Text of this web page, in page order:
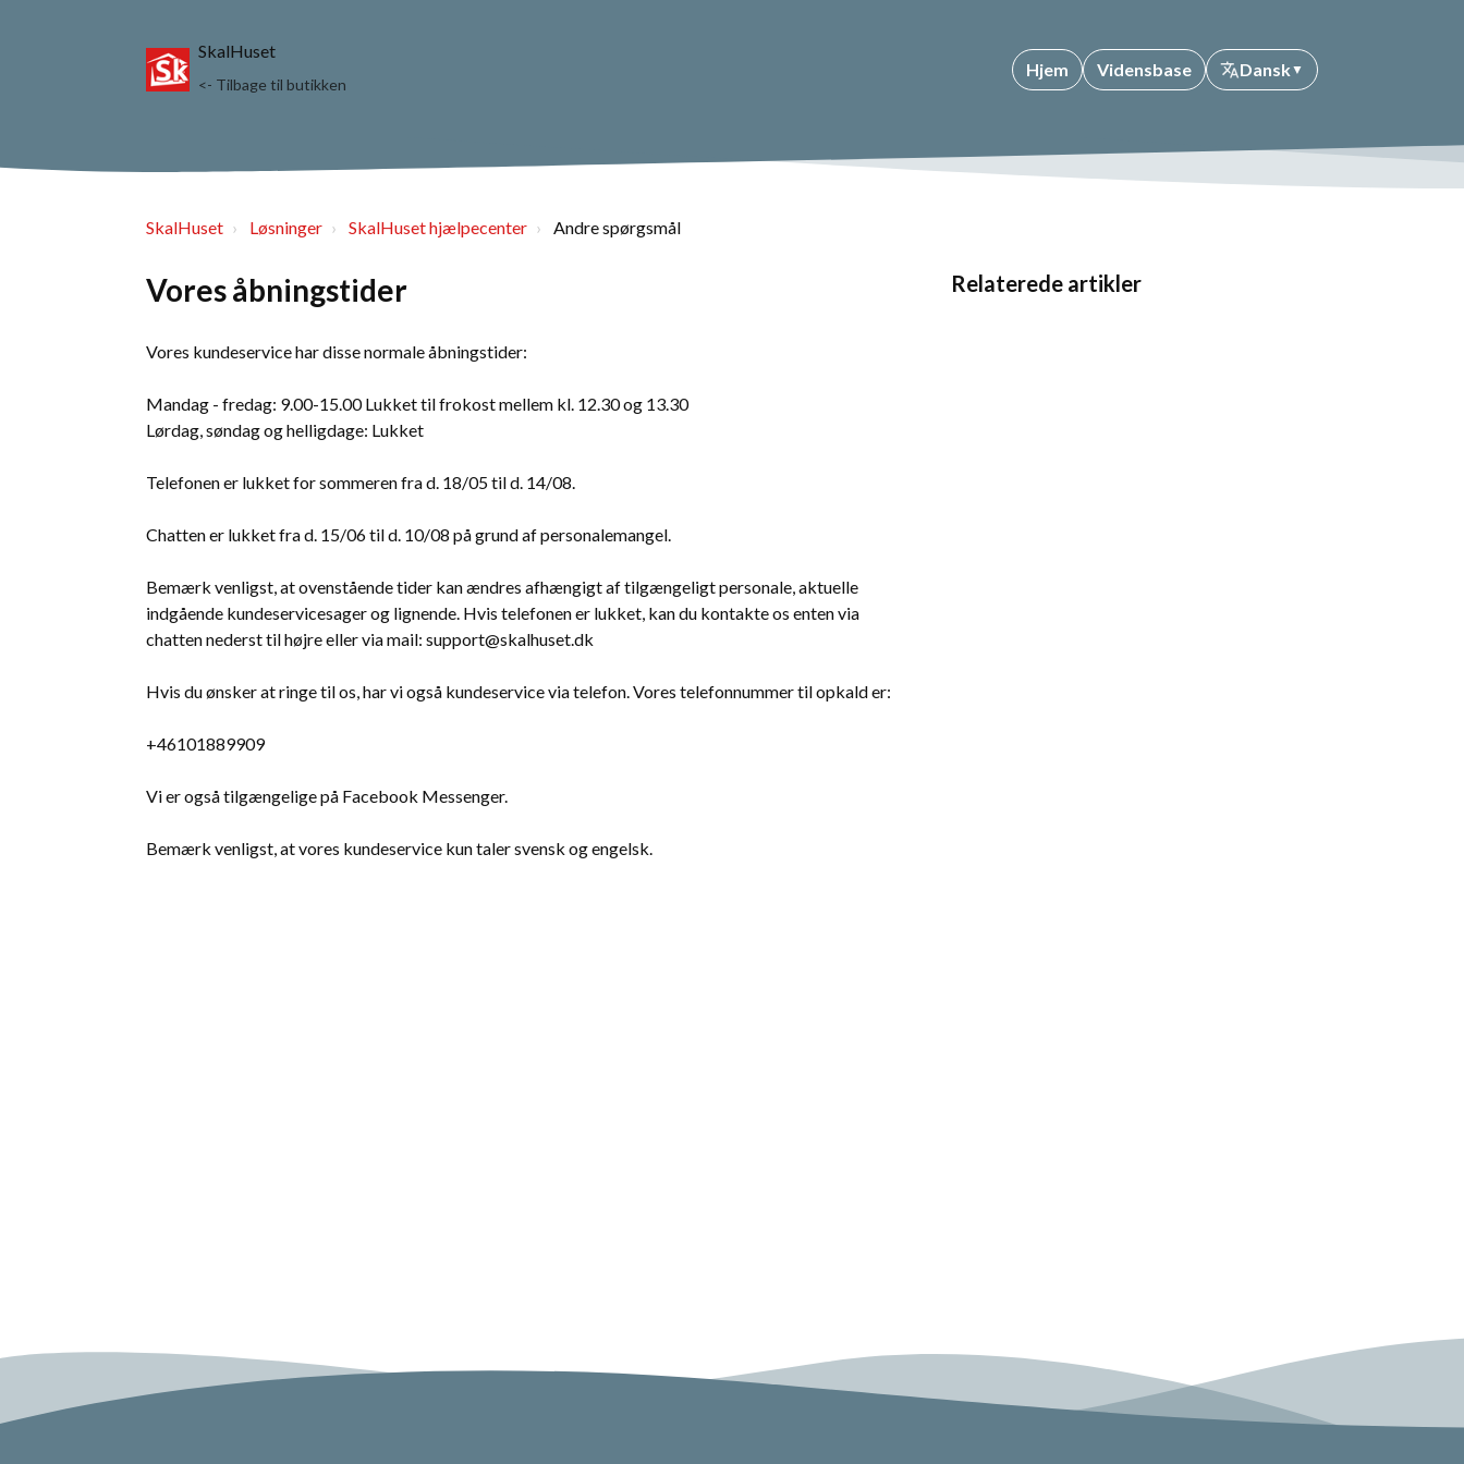
SkalHuset
<- Tilbage til butikken
Hjem Vidensbase Dansk ▼
SkalHuset Løsninger SkalHuset hjælpecenter Andre spørgsmål
Vores åbningstider
Vores kundeservice har disse normale åbningstider:
Mandag - fredag: 9.00-15.00 Lukket til frokost mellem kl. 12.30 og 13.30
Lørdag, søndag og helligdage: Lukket
Telefonen er lukket for sommeren fra d. 18/05 til d. 14/08.
Chatten er lukket fra d. 15/06 til d. 10/08 på grund af personalemangel.
Bemærk venligst, at ovenstående tider kan ændres afhængigt af tilgængeligt personale, aktuelle
indgående kundeservicesager og lignende. Hvis telefonen er lukket, kan du kontakte os enten via
chatten nederst til højre eller via mail: support@skalhuset.dk
Hvis du ønsker at ringe til os, har vi også kundeservice via telefon. Vores telefonnummer til opkald er:
+46101889909
Vi er også tilgængelige på Facebook Messenger.
Bemærk venligst, at vores kundeservice kun taler svensk og engelsk.
Relaterede artikler